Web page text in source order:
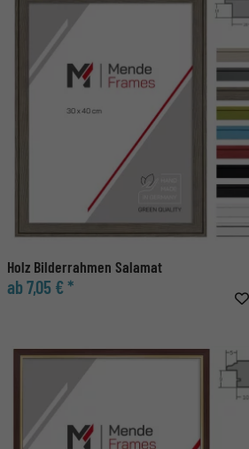
Holz Bilderrahmen Salamat
ab 7,05 € *